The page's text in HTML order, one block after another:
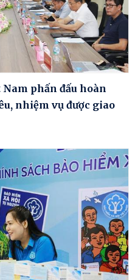
phấn đấu hoàn
nhiệm vụ được giao